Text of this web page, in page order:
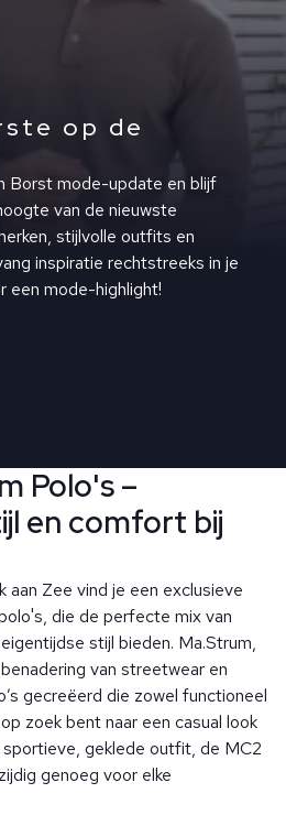
op de
Borst mode-update en blijf
van de nieuwste
stijlvolle outfits en
inspiratie rechtstreeks in je
een mode-highlight!
Polo's –
en comfort bij
aan Zee vind je een exclusieve
die de perfecte mix van
stijl bieden. Ma.Strum,
van streetwear en
gecreëerd die zowel functioneel
zoek bent naar een casual look
geklede outfit, de MC2
genoeg voor elke